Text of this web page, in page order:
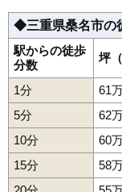
◆三重県桑名市の
駅からの徒歩
分数
坪
1分
61
5分
62
10分
60
15分
58